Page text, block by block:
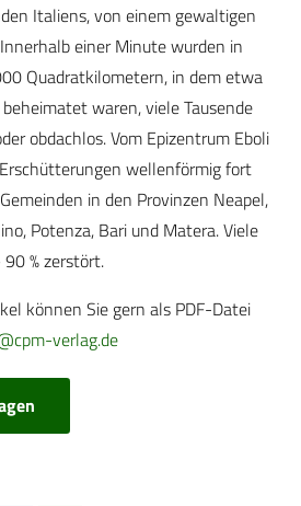
Italiens, von einem gewaltigen
einer Minute wurden in
Quadratkilometern, in dem etwa
waren, viele Tausende
obdachlos. Vom Epizentrum Eboli
wellenförmig fort
in den Provinzen Neapel,
Potenza, Bari und Matera. Viele
% zerstört.
können Sie gern als PDF-Datei
verlag.de